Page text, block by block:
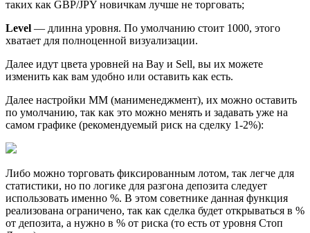
таких как GBP/JPY новичкам лучше не торговать;
Level — длинна уровня. По умолчанию стоит 1000, этого
хватает для полноценной визуализации.
Далее идут цвета уровней на Bay и Sell, вы их можете
изменить как вам удобно или оставить как есть.
Далее настройки ММ (манименеджмент), их можно оставить
по умолчанию, так как это можно менять и задавать уже на
самом графике (рекомендуемый риск на сделку 1-2%):
Либо можно торговать фиксированным лотом, так легче для
статистики, но по логике для разгона депозита следует
использовать именно %. В этом советнике данная функция
реализована ограничено, так как сделка будет открываться в %
от депозита, а нужно в % от риска (то есть от уровня Стоп